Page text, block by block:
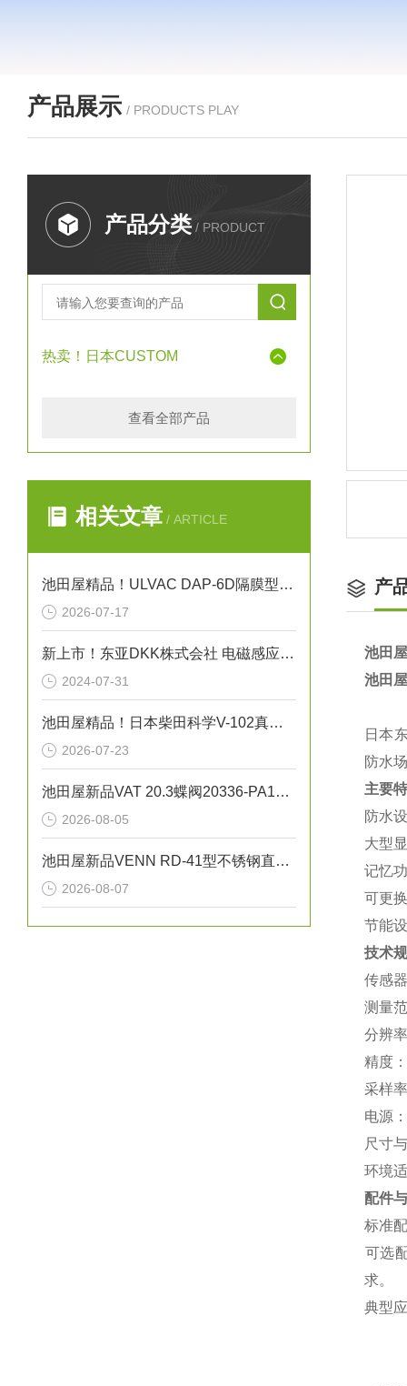
产品展示 / PRODUCTS PLAY
产品分类 / PRODUCT
热卖！日本CUSTOM
查看全部产品
相关文章 / ARTICLE
池田屋精品！ULVAC DAP-6D隔膜型干式真空泵
2026-07-17
新上市！东亚DKK株式会社 电磁感应式电导率检测器“小型ME-100系列”
2024-07-31
池田屋精品！日本柴田科学V-102真空系统
2026-07-23
池田屋新品VAT 20.3蝶阀20336-PA14正式发布
2026-08-05
池田屋新品VENN RD-41型不锈钢直动式蒸汽减压阀RD41-D-M25正式发布
2026-08-07
产
池田
池田
日本
防水
主要
防水
大型
记忆
可更
节能
技术
传感
测量
分辨
精度‌
采样
电源‌
尺寸
环境
配件
标准
可选
求。
典型